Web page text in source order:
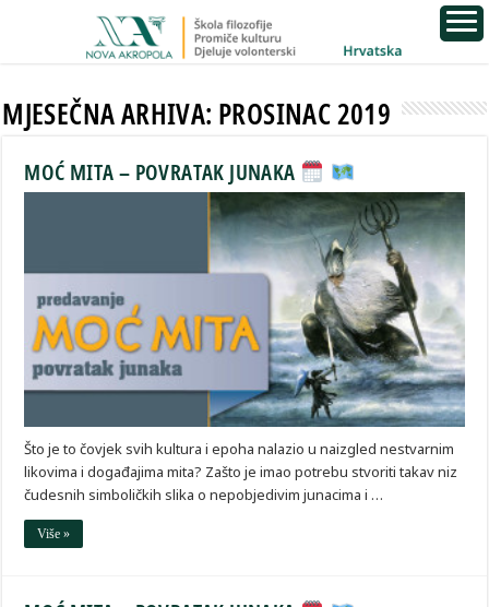
MJESEČNA ARHIVA: PROSINAC 2019
MOĆ MITA – POVRATAK JUNAKA
Što je to čovjek svih kultura i epoha nalazio u naizgled nestvarnim
likovima i događajima mita? Zašto je imao potrebu stvoriti takav niz
čudesnih simboličkih slika o nepobjedivim junacima i …
Više »